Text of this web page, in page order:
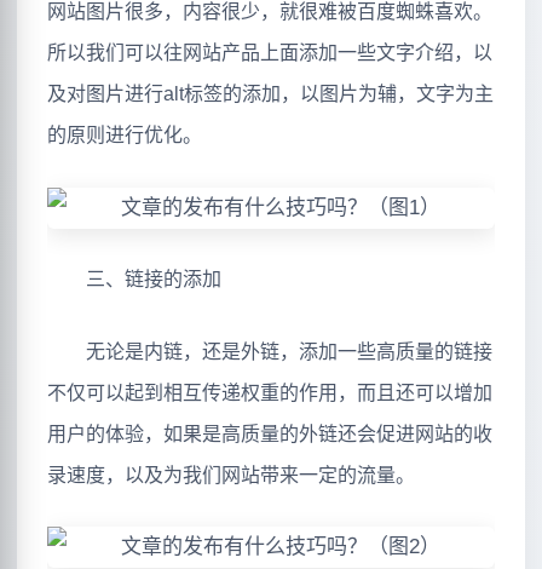
网站图片很多，内容很少，就很难被百度蜘蛛喜欢。
所以我们可以往网站产品上面添加一些文字介绍，以
及对图片进行alt标签的添加，以图片为辅，文字为主
的原则进行优化。
三、链接的添加
无论是内链，还是外链，添加一些高质量的链接
不仅可以起到相互传递权重的作用，而且还可以增加
用户的体验，如果是高质量的外链还会促进网站的收
录速度，以及为我们网站带来一定的流量。